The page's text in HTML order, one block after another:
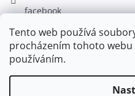
Tento web používá
procházením tohoto
používáním.
facebook
eprvnacek